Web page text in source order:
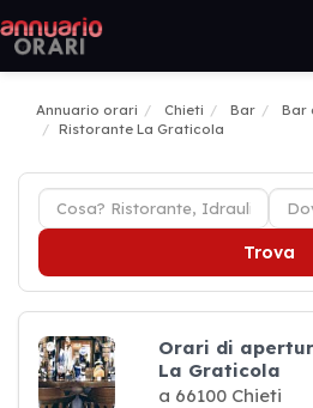
Annuario orari Chieti Bar
Bar
Ristorante La Graticola
Trova
Orari di
La Graticola
a 66100 Chieti